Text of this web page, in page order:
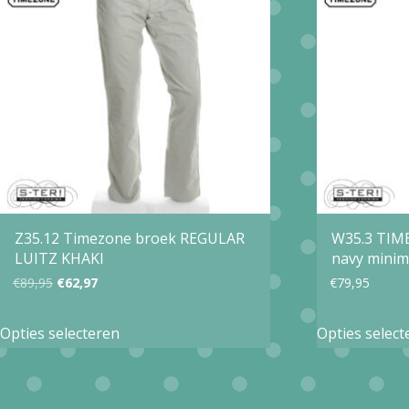
Deze
optie
kan
gekozen
worden
de
productpagina
Z35.12 Timezone broek REGULAR
LUITZ KHAKI
€89,95 Oorspronkelijke
was:
€62,97Huidige
is:
Opties selecteren
W35.3
navy
€79,95
Opties